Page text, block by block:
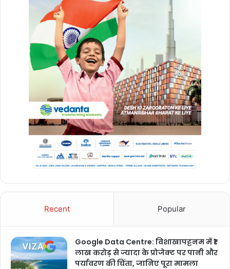
Recent Popular
Google Data Centre: विशाखापट्टनम में ₹1
लाख करोड़ से ज्यादा के प्रोजेक्ट पर पानी और
पर्यावरण की चिंता, जानिए पूरा मामला